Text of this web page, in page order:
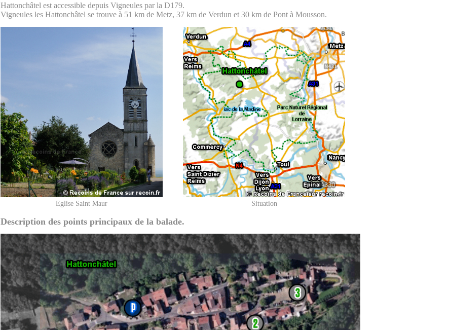
Hattonchâtel est accessible depuis Vigneules par la D179.
Vigneules les Hattonchâtel se trouve à 51 km de Metz, 37 km de Verdun et 30 km de Pont à Mousson.
Eglise Saint Maur Situation
Description des points principaux de la balade.